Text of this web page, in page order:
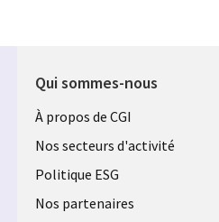
Qui sommes-nous
Useful
links
FRANCE
À propos de CGI
Nos secteurs d'activité
Politique ESG
Nos partenaires